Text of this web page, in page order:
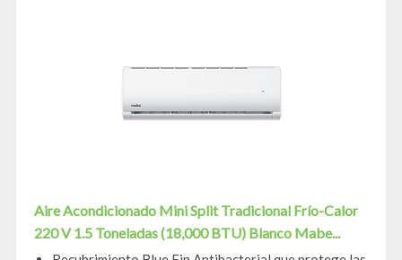
Aire Acondicionado Mini Split Tradicional Frío-Calor
220 V 1.5 Toneladas (18,000 BTU) Blanco Mabe...